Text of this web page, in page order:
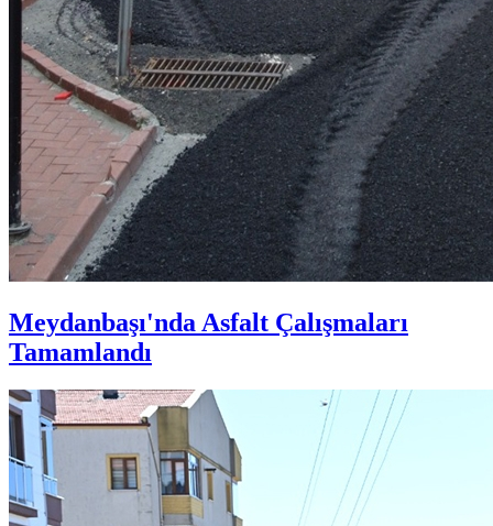
Meydanbaşı'nda Asfalt Çalışmaları
Tamamlandı